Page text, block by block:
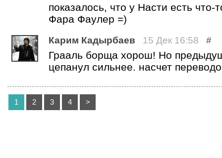
показалось, что у Насти есть
Фара Фаулер =)
Карим Кадырбаев 15 Дек 16:58 #
Грааль борща хорош! Но
цепанул сильнее. насчет
1 2 3 4 >